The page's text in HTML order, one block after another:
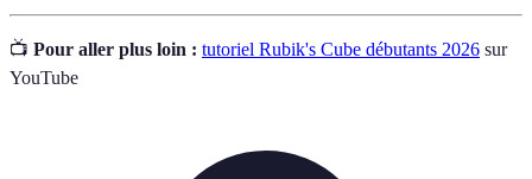
📺 Pour aller plus loin : tutoriel Rubik's Cube débutants 2026 sur
YouTube